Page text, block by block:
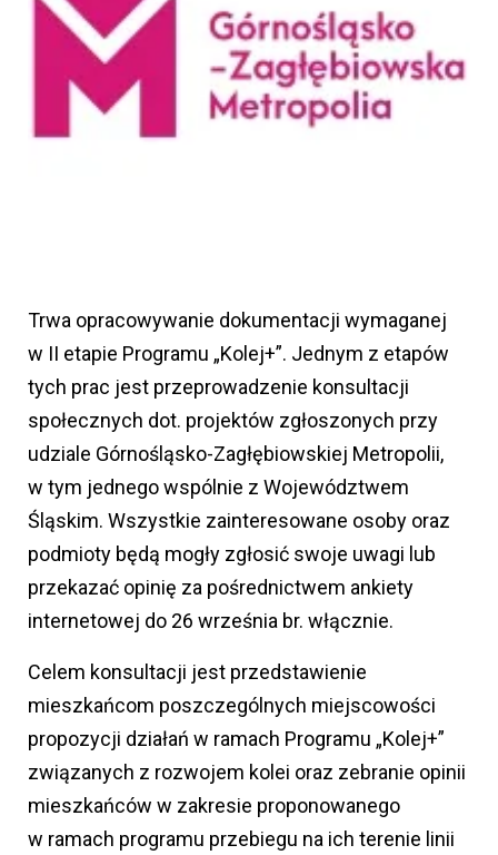
Trwa opracowywanie dokumentacji wymaganej
w II etapie Programu „Kolej+”. Jednym z etapów
tych prac jest przeprowadzenie konsultacji
społecznych dot. projektów zgłoszonych przy
udziale Górnośląsko-Zagłębiowskiej Metropolii,
w tym jednego wspólnie z Województwem
Śląskim. Wszystkie zainteresowane osoby oraz
podmioty będą mogły zgłosić swoje uwagi lub
przekazać opinię za pośrednictwem ankiety
internetowej do 26 września br. włącznie.
Celem konsultacji jest przedstawienie
mieszkańcom poszczególnych miejscowości
propozycji działań w ramach Programu „Kolej+”
związanych z rozwojem kolei oraz zebranie opinii
mieszkańców w zakresie proponowanego
w ramach programu przebiegu na ich terenie linii